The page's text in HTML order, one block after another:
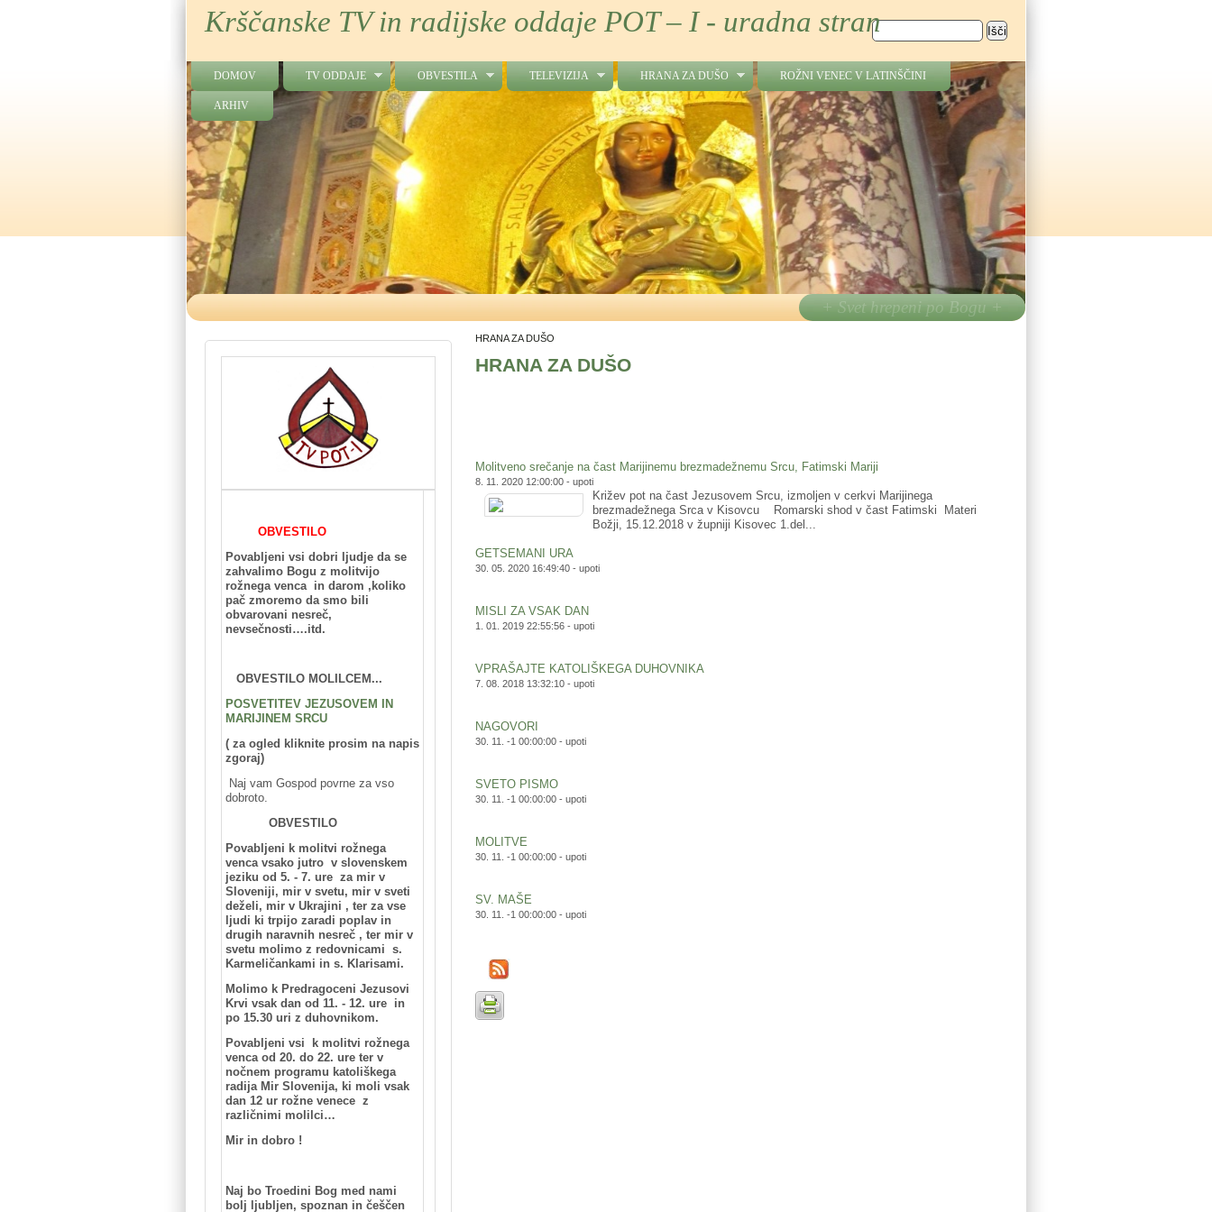
Iskalnik
Išči
Krščanske TV in radijske oddaje POT – I - uradna stran
DOMOV TV ODDAJE OBVESTILA TELEVIZIJA HRANA ZA DUŠO ROŽNI VENEC V LATINŠČINI
ARHIV
»Jaz vas krščujem v vodi, pride pa močnejši od mene, on vas bo krstil v Svetem Duhu in ognju.« (Lk 3,16)
HRANA ZA DUŠO
HRANA ZA DUŠO
Molitveno srečanje na čast Marijinemu brezmadežnemu Srcu, Fatimski Mariji
8. 11. 2020 12:00:00 -upoti
Križev pot na čast Jezusovem Srcu, izmoljen v cerkvi Marijinega
brezmadežnega Srca v Kisovcu Romarski shod v čast Fatimski Materi
Božji, 15.12.2018 v župniji Kisovec 1.del...
GETSEMANI URA
30. 05. 2020 16:49:40 -upoti
MISLI ZA VSAK DAN
1. 01. 2019 22:55:56 -upoti
VPRAŠAJTE KATOLIŠKEGA DUHOVNIKA
7. 08. 2018 13:32:10 -upoti
NAGOVORI
30. 11. -1 00:00:00 -upoti
SVETO PISMO
30. 11. -1 00:00:00 -upoti
MOLITVE
30. 11. -1 00:00:00 -upoti
SV. MAŠE
30. 11. -1 00:00:00 -upoti
OBVESTILO
Povabljeni vsi dobri ljudje da se
zahvalimo Bogu z molitvijo
rožnega venca in darom ,koliko
pač zmoremo da smo bili
obvarovani nesreč,
nevsečnosti….itd.
OBVESTILO MOLILCEM...
POSVETITEV JEZUSOVEM IN
MARIJINEM SRCU
( za ogled kliknite prosim na napis
zgoraj)
Naj vam Gospod povrne za vso
dobroto.
OBVESTILO
Povabljeni k molitvi rožnega
venca vsako jutro v slovenskem
jeziku od 5. - 7. ure za mir v
Sloveniji, mir v svetu, mir v sveti
deželi, mir v Ukrajini , ter za vse
ljudi ki trpijo zaradi poplav in
drugih naravnih nesreč , ter mir v
svetu molimo z redovnicami s.
Karmeličankami in s. Klarisami.
Molimo k Predragoceni Jezusovi
Krvi vsak dan od 11. - 12. ure in
po 15.30 uri z duhovnikom.
Povabljeni vsi k molitvi rožnega
venca od 20. do 22. ure ter v
nočnem programu katoliškega
radija Mir Slovenija, ki moli vsak
dan 12 ur rožne venece z
različnimi molilci…
Mir in dobro !
Naj bo Troedini Bog med nami
bolj ljubljen, spoznan in češčen